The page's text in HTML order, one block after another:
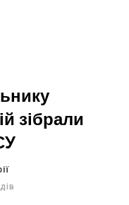
зібрали